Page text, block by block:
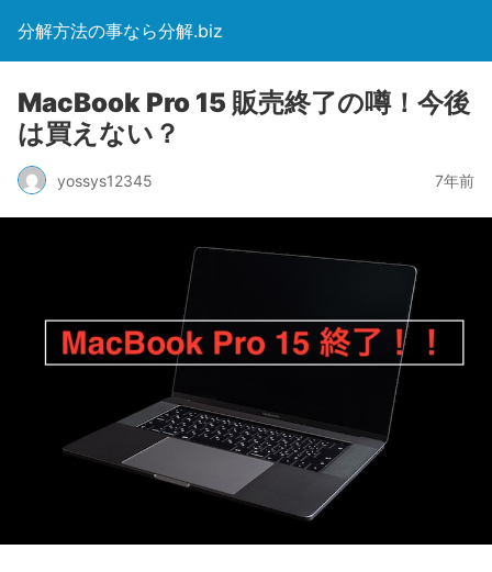
分解方法の事なら分解.biz
MacBook Pro 15 販売終了の噂！今後
は買えない？
yossys12345 7年前